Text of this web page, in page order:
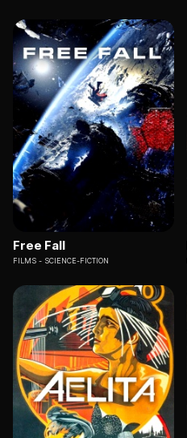
Free Fall
FILMS SCIENCE-FICTION